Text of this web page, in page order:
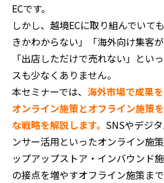
ECです。
しかし、越境ECに取り組んでいて
きかわからない」「海外向け集客
「出店しただけで売れない」とい
スも少なくありません。
本セミナーでは、 海外市場で成果
オンライン施策とオフライン施策
な戦略を解説します。 SNSやデジ
ンサー活用といったオンライン施
ップアップストア・インバウンド
の接点を増やすオフライン施策ま